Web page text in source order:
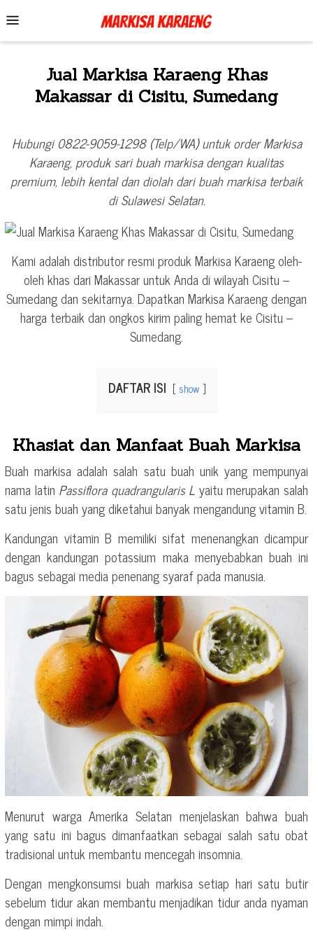
to
contentMenu
Jual Markisa Karaeng Khas
Makassar di Cisitu, Sumedang
Hubungi 0822-9059-1298 (Telp/WA) untuk order Markisa
Karaeng, produk sari buah markisa dengan kualitas
premium, lebih kental dan diolah dari buah markisa terbaik
di Sulawesi Selatan.
Kami adalah distributor resmi produk Markisa Karaeng oleh-
oleh khas dari Makassar untuk Anda di wilayah Cisitu –
Sumedang dan sekitarnya. Dapatkan Markisa Karaeng dengan
harga terbaik dan ongkos kirim paling hemat ke Cisitu –
Sumedang.
DAFTAR ISI show
Khasiat dan Manfaat Buah Markisa
Buah markisa adalah salah satu buah unik yang mempunyai
nama latin Passiflora quadrangularis L yaitu merupakan salah
satu jenis buah yang diketahui banyak mengandung vitamin B.
Kandungan vitamin B memiliki sifat menenangkan dicampur
dengan kandungan potassium maka menyebabkan buah ini
bagus sebagai media penenang syaraf pada manusia.
Menurut warga Amerika Selatan menjelaskan bahwa buah
yang satu ini bagus dimanfaatkan sebagai salah satu obat
tradisional untuk membantu mencegah insomnia.
Dengan mengkonsumsi buah markisa setiap hari satu butir
sebelum tidur akan membantu menjadikan tidur anda nyaman
dengan mimpi indah.